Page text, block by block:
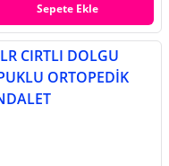
Sepete Ekle